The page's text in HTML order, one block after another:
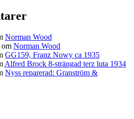
Norman Wood
om Norman Wood
GG159, Franz Nowy ca 1935
Alfred Brock 8-strängad terz luta 1934
Nyss reparerad: Granström &